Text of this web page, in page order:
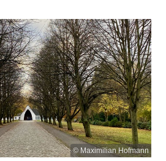
© Maximilian Hofmann